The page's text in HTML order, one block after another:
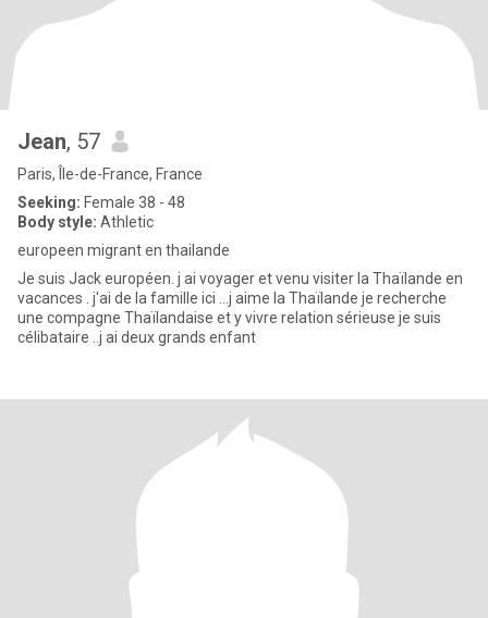
Jean, 57
Paris, Île-de-France, France
Seeking: Female 38 - 48
Body style: Athletic
europeen migrant en thailande
Je suis Jack européen. j ai voyager et venu visiter la Thaïlande en
vacances . j'ai de la famille ici ...j aime la Thaïlande je recherche
une compagne Thaïlandaise et y vivre relation sérieuse je suis
célibataire ..j ai deux grands enfant